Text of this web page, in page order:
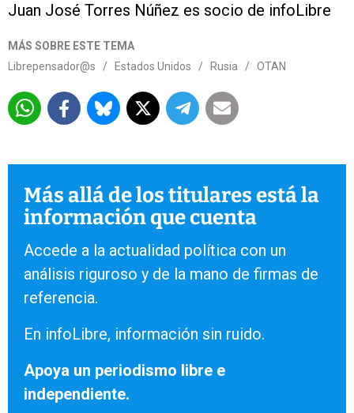
Juan José Torres Núñez es socio de infoLibre
MÁS SOBRE ESTE TEMA
Librepensador@s
/ Estados Unidos / Rusia / OTAN
Más allá de los titulares está la
información que cuenta
Accede a la actualidad política con un
análisis riguroso y de la mano de firmas de
referencia.
En infoLibre, información sin ruido.
Apoya un periodismo libre e
independiente.